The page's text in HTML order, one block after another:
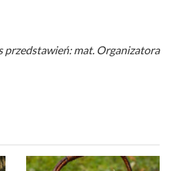
przedstawień: mat. Organizatora